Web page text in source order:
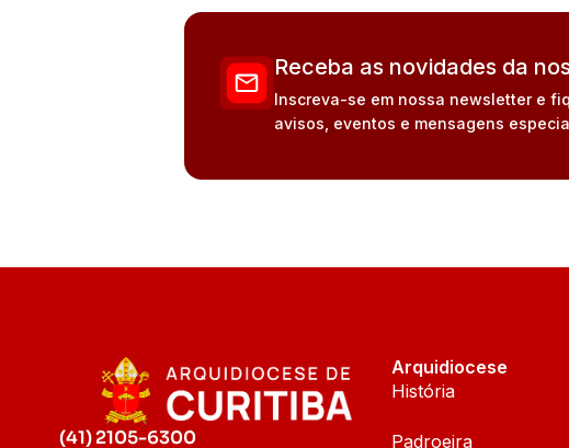
Receba as novidades da
Inscreva-se em nossa newsletter e
avisos, eventos e mensagens
(41) 2105-6300
Arquidiocese
História
Padroeira